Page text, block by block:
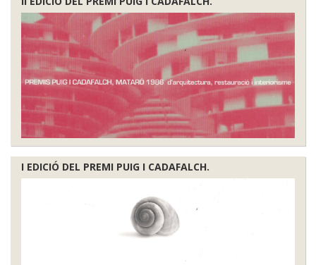
I EDICIÓ DEL PREMI PUIG I CADAFALCH.